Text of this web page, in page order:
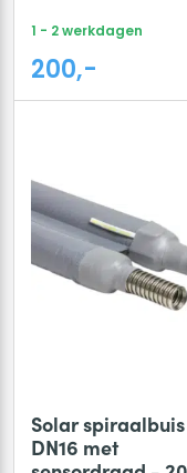
1 - 2 werkdagen
200,-
Solar spiraalbuis
DN16 met